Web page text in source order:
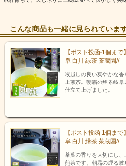
る打保屋
打保屋は、飛騨高山の豊かな自然に
恵まれた地で、創業明治23年からず
っと伝統の味を大切にした駄菓子造
りを行っています。
「味の変わる機械化はしない」とい
せない味にこだわり、受け継いでい
く…
その姿勢から生み出される駄
菓子は、もはや飛騨の銘菓と
いっても差し支えありませ
こんな商品も一緒に見られていま
【ポスト投函-1個ま
阜 白川 緑茶 茶蔵園//
喉越しの良い爽やかな
上煎茶。朝霜の煙る岐
仕立て上げました。
【ポスト投函-1個ま
阜 白川 緑茶 茶蔵園//
茶葉の香りを大切にし、
煎茶です。朝霜の煙る